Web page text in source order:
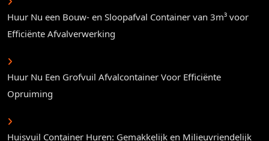
Huur Nu een Bouw- en Sloopafval Container van 3m³ voor
Efficiënte Afvalverwerking
Huur Nu Een Grofvuil Afvalcontainer Voor Efficiënte
Opruiming
Huisvuil Container Huren: Gemakkelijk en Milieuvriendelijk